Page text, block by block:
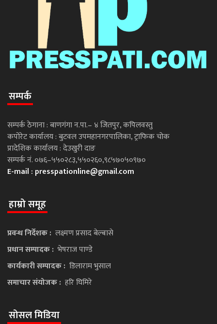
सम्पर्क
सम्पर्क ठेगाना : बाणगंगा न.पा.– ४ जितपुर, कपिलवस्तु
कपोरेट कार्यालय : बुटवल उपमहानगरपालिका, ट्राफिक चोक
प्रादेशिक कार्यालय : देउखुरी दाङ
सम्पर्क नं. ०७६–५५०२८३,५५०२६०,९८५७०५०९७०
E-mail : presspationline@gmail.com
हाम्रो समूह
प्रवन्ध निर्देशक : लक्ष्मण प्रसाद बेल्बासे
प्रधान सम्पादक : भेषराज पाण्डे
कार्यकारी सम्पादक : डिलाराम भुसाल
समाचार संयोजक : हरि घिमिरे
सोसल मिडिया